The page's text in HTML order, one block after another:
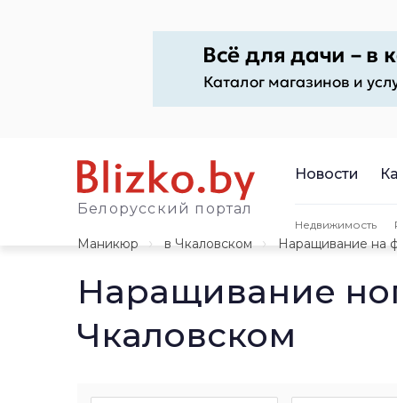
Белорусский портал
Новости
Недвижимость
Маникюр в Чкаловском Наращивание на
Наращивание
Чкаловском